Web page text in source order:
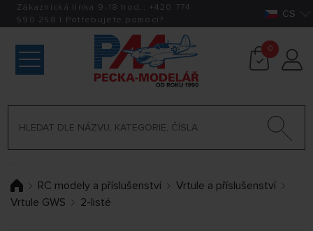
Zákaznická linka 9-18 hod.: +420 774
590 258 | Potřebujete pomoci? CS
0
RC modely a příslušenství
Vrtule a příslušenství
Vrtule GWS
2-listé